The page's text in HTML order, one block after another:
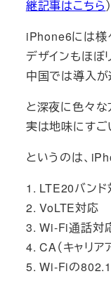
継記事はこちら
iPhone6には様
デザインもほぼ
中国では導入が
と深夜に色々な
実は地味にすご
というのは、
1. LTE20バンド
2. VoLTE対応
3. Wi-Fi通話対
4. CA（キャリア
5. Wi-Fiの